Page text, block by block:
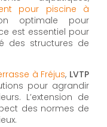
pour piscine à
optimale pour
est essentiel pour
des structures de
à Fréjus, LVTP
pour agrandir
L’extension de
des normes de